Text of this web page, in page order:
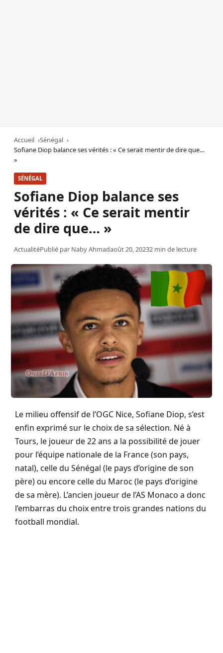
Accueil
Sénégal
Sofiane Diop balance ses vérités : « Ce serait mentir de dire que…
»
SÉNÉGAL
Sofiane Diop balance ses
vérités : « Ce serait mentir
de dire que… »
ActualitéPublié par Naby Ahmadaoût 20, 20232 min de lecture
Le milieu offensif de l’OGC Nice, Sofiane Diop, s’est
enfin exprimé sur le choix de sa sélection. Né à
Tours, le joueur de 22 ans a la possibilité de jouer
pour l’équipe nationale de la France (son pays,
natal), celle du Sénégal (le pays d’origine de son
père) ou encore celle du Maroc (le pays d’origine
de sa mère). L’ancien joueur de l’AS Monaco a donc
l’embarras du choix entre trois grandes nations du
football mondial.